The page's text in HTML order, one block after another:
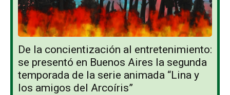
De la concientización al entretenimiento:
se presentó en Buenos Aires la segunda
temporada de la serie animada “Lina y
los amigos del Arcoíris”